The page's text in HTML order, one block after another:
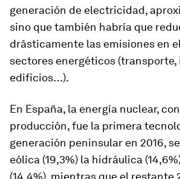
generación de electricidad,
sino que también habría que
drásticamente las emisiones en
sectores energéticos
edificios…).
En España, la energía nuclear,
producción, fue la primera
generación peninsular en 2016,
eólica (19,3%) la hidráulica
(14,4%), mientras que el restante